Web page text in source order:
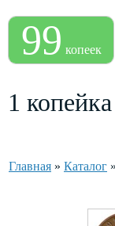
99 копеек
1
Главная » Каталог »